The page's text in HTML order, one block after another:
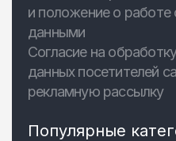
и положение о работе
данными
Согласие на
данных посетителей
рекламную рассылку
Популярные